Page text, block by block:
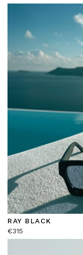
RAY BLACK
€315